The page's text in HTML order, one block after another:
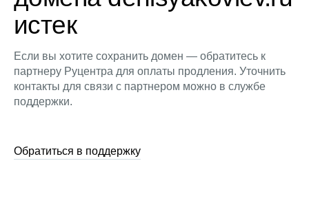
истек
Если вы хотите сохранить домен — обратитесь к
партнеру Руцентра для оплаты продления. Уточнить
контакты для связи с партнером можно в службе
поддержки.
Обратиться в поддержку